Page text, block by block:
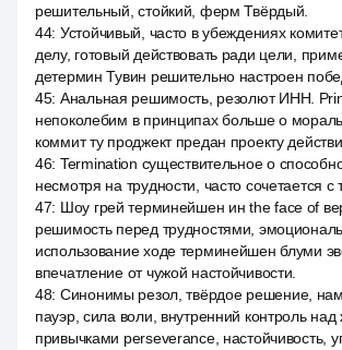
решительный, стойкий, ферм Твёрдый.
44: Устойчивый, часто в убеждениях
делу, готовый действовать ради цели,
детермин Тувин решительно настроен
45: Анальная решимость, резолют ИНН.
непоколебим в принципах больше о
коммит ту проджект предан проекту
46: Termination существительное о
несмотря на трудности, часто сочетается с
47: Шоу грей терминейшен ин the face of
решимость перед трудностями,
использование ходе терминейшен блуми
впечатление от чужой настойчивости.
48: Синонимы резол, твёрдое решение,
пауэр, сила воли, внутренний контроль
привычками perseverance, настойчивость,